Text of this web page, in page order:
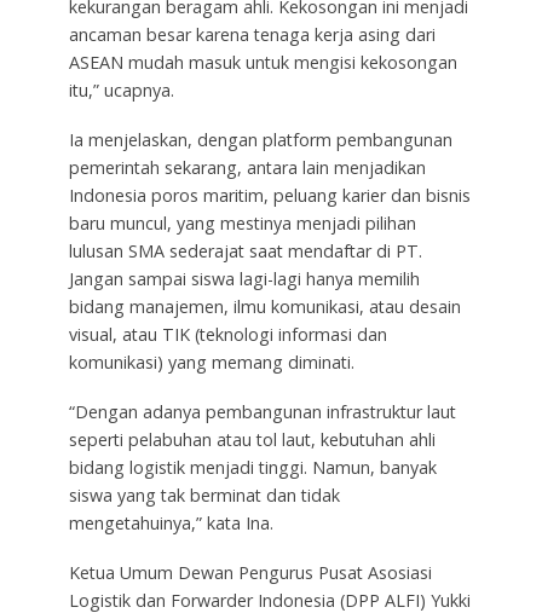
kekurangan beragam ahli. Kekosongan ini menjadi
ancaman besar karena tenaga kerja asing dari
ASEAN mudah masuk untuk mengisi kekosongan
itu,” ucapnya.
Ia menjelaskan, dengan platform pembangunan
pemerintah sekarang, antara lain menjadikan
Indonesia poros maritim, peluang karier dan bisnis
baru muncul, yang mestinya menjadi pilihan
lulusan SMA sederajat saat mendaftar di PT.
Jangan sampai siswa lagi-lagi hanya memilih
bidang manajemen, ilmu komunikasi, atau desain
visual, atau TIK (teknologi informasi dan
komunikasi) yang memang diminati.
“Dengan adanya pembangunan infrastruktur laut
seperti pelabuhan atau tol laut, kebutuhan ahli
bidang logistik menjadi tinggi. Namun, banyak
siswa yang tak berminat dan tidak
mengetahuinya,” kata Ina.
Ketua Umum Dewan Pengurus Pusat Asosiasi
Logistik dan Forwarder Indonesia (DPP ALFI) Yukki